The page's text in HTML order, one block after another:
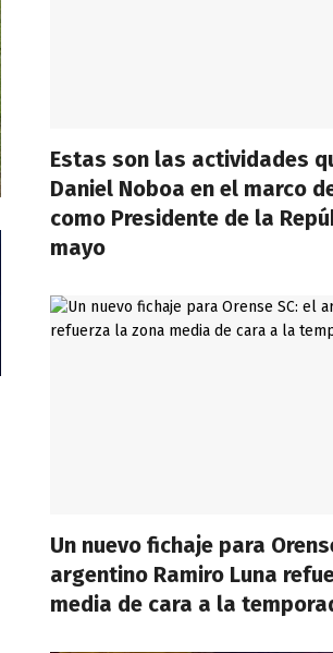
Estas son las actividades
Daniel Noboa en el marco
como Presidente de la
mayo
Un nuevo fichaje para
argentino Ramiro Luna
media de cara a la